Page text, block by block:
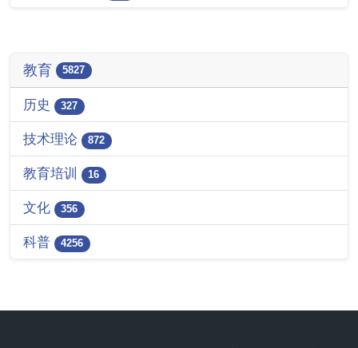
教育 5827
历史 327
技术理论 872
教育培训 16
文化 356
科普 4256